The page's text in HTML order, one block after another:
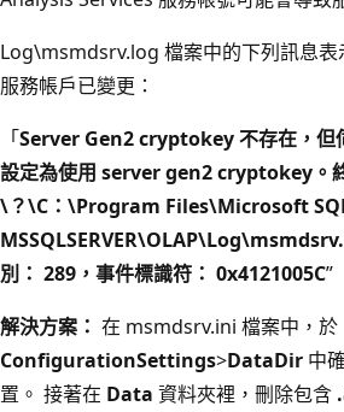
Log\msmdsrv.log 檔案中的下列訊息表
服務帳戶已變更：
「Server Gen2 cryptokey 不存在，但
設定為使用 server gen2 cryptokey。
\？\C：\Program Files\Microsoft
別： 289，事件標識符： 0x4121005C”
解決方案： 在 msmdsrv.ini 檔案中，於
ConfigurationSettings>DataDir 中
置。 接著在 Data 資料夾裡，刪除包含